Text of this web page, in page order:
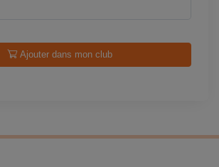
Ajouter dans mon club